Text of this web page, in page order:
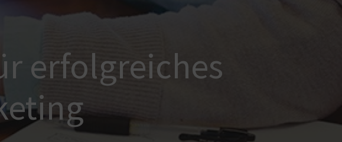
erfolgreiches